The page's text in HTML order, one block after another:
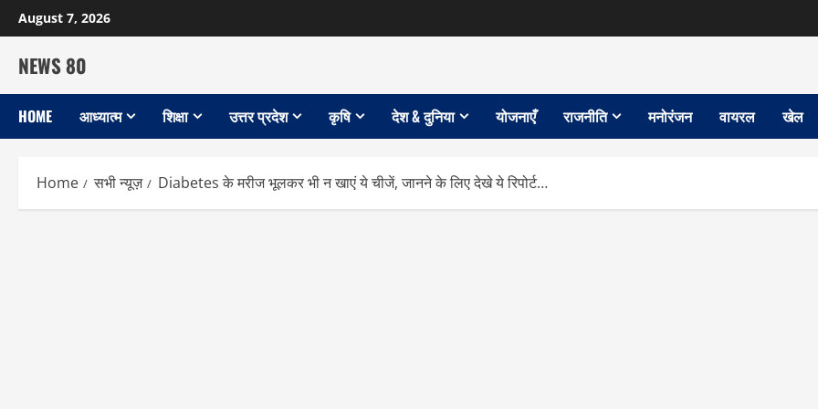
Skip
to
content
August 7, 2026
NEWS 80
HOME आध्यात्म शिक्षा उत्तर प्रदेश कृषि देश & दुनिया योजनाएँ राजनीति मनोरंजन वायरल खेल
Home सभी न्यूज़ Diabetes के मरीज भूलकर भी न खाएं ये चीजें, जानने के लिए देखे ये रिपोर्ट…